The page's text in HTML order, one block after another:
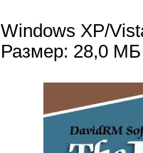
Windows XP/
Размер: 28,0 МБ